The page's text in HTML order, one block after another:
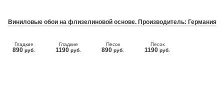
Виниловые обои на флизелиновой основе. Производитель: Германия
Гладкие
890 руб.
Гладкие
1190 руб.
Песок
890 руб.
Песок
1190 руб.